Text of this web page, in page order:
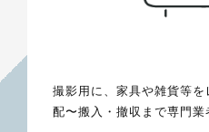
撮影用に、家具や雑貨等
配〜搬入・撤収まで専門業